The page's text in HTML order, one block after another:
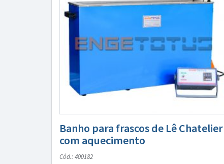
Banho para frascos de Lê Chatelier
com aquecimento
Cód.: 400182